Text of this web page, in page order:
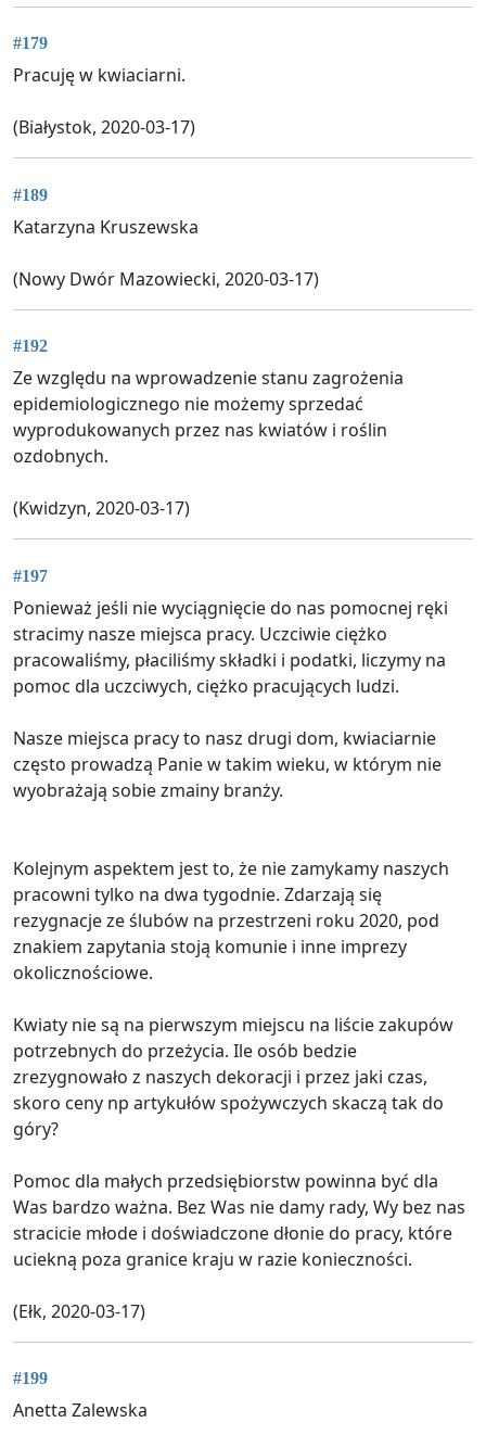
#179
Pracuję w kwiaciarni.
(Białystok, 2020-03-17)
#189
Katarzyna Kruszewska
(Nowy Dwór Mazowiecki, 2020-03-17)
#192
Ze względu na wprowadzenie stanu zagrożenia
epidemiologicznego nie możemy sprzedać
wyprodukowanych przez nas kwiatów i roślin
ozdobnych.
(Kwidzyn, 2020-03-17)
#197
Ponieważ jeśli nie wyciągnięcie do nas pomocnej ręki
stracimy nasze miejsca pracy. Uczciwie ciężko
pracowaliśmy, płaciliśmy składki i podatki, liczymy na
pomoc dla uczciwych, ciężko pracujących ludzi.
Nasze miejsca pracy to nasz drugi dom, kwiaciarnie
często prowadzą Panie w takim wieku, w którym nie
wyobrażają sobie zmainy branży.
Kolejnym aspektem jest to, że nie zamykamy naszych
pracowni tylko na dwa tygodnie. Zdarzają się
rezygnacje ze ślubów na przestrzeni roku 2020, pod
znakiem zapytania stoją komunie i inne imprezy
okolicznościowe.
Kwiaty nie są na pierwszym miejscu na liście zakupów
potrzebnych do przeżycia. Ile osób bedzie
zrezygnowało z naszych dekoracji i przez jaki czas,
skoro ceny np artykułów spożywczych skaczą tak do
góry?
Pomoc dla małych przedsiębiorstw powinna być dla
Was bardzo ważna. Bez Was nie damy rady, Wy bez nas
stracicie młode i doświadczone dłonie do pracy, które
uciekną poza granice kraju w razie konieczności.
(Ełk, 2020-03-17)
#199
Anetta Zalewska